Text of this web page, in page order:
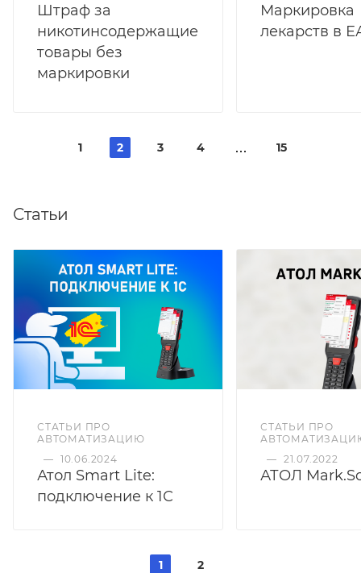
Штраф за
никотинсодержащие
товары без
маркировки
Маркировка
лекарств в
1 2 3 4 15
Статьи
СТАТЬИ ПРО
АВТОМАТИЗАЦИЮ
— 10.06.2024
Атол Smart Lite:
подключение к 1С
СТАТЬИ ПРО
— 21.07.2022
АТОЛ
1 2